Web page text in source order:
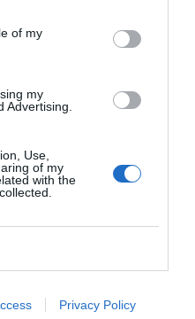
of my
my
Advertising.
Use,
of my
with the
Privacy Policy
autovía.
en la operación Salida con
Santa.